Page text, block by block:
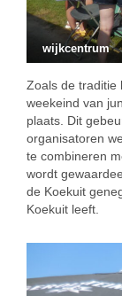
wijkcentrum
Zoals de traditie
weekeind van
plaats. Dit
organisatoren
te combineren
wordt
de Koekuit
Koekuit leeft.